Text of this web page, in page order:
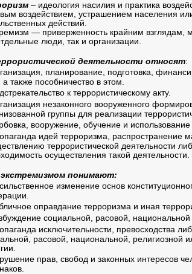
– идеология насилия и практика
воздействием, устрашением населения
действий.
— приверженность крайним взглядам,
люди, так и организации.
деятельности относят:
планирование, подготовка,
а также пособничество в этом.
к террористическому акту.
незаконного вооруженного
группы для реализации
вооружение, обучение и использование
идей терроризма,
террористической деятельности
осуществления такой деятельности.
понимают:
изменение основ
оправдание терроризма и иная
социальной, расовой, национальной
исключительности, превосходства
расовой, национальной, религиозной
прав, свобод и законных интересов